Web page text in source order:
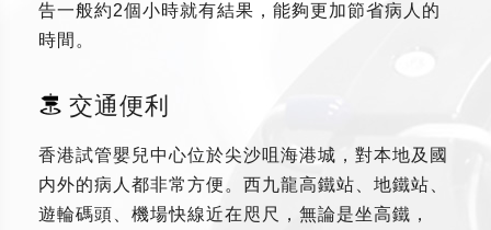
告一般約2個小時就有結果，能夠更加節省病人的
時間。
交通便利
香港試管嬰兒中心位於尖沙咀海港城，對本地及國
内外的病人都非常方便。西九龍高鐵站、地鐵站、
遊輪碼頭、機場快線近在咫尺，無論是坐高鐵，